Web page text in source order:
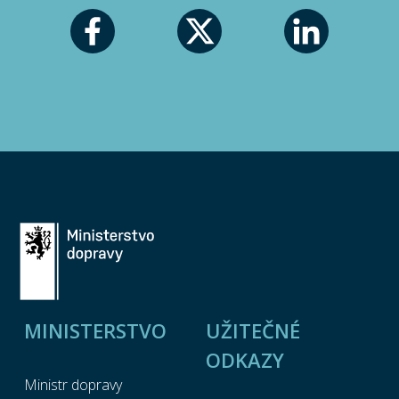
MINISTERSTVO
Ministr dopravy
UŽITEČNÉ
ODKAZY